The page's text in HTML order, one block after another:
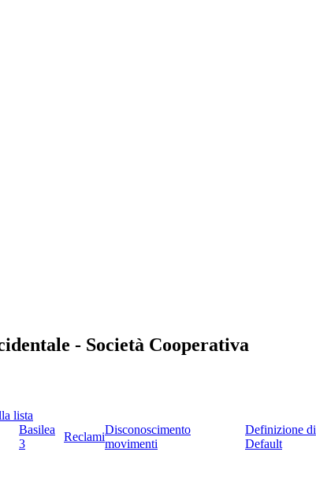
- Società Cooperativa
lista
Basilea
3
Reclami
Disconoscimento
movimenti
Definizione di
Default